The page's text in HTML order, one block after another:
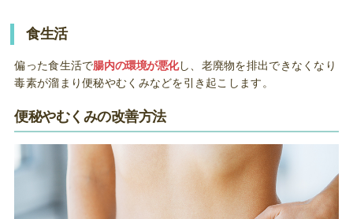
食生活
偏った食生活で腸内の環境が悪化し、老廃物を排出できなくなり
毒素が溜まり便秘やむくみなどを引き起こします。
便秘やむくみの改善方法